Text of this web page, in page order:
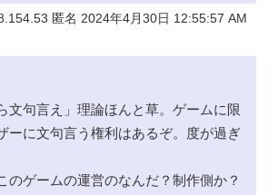
匿名 2024年4月30日 12:55:57 AM
文句言え」理論ほんと草。ゲームに限
ーに文句言う権利はあるぞ。度が過ぎ
のゲームの運営のなんだ？制作側か？